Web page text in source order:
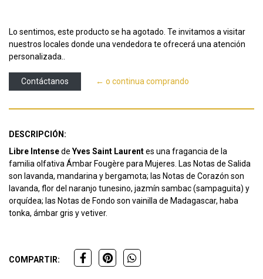
Lo sentimos, este producto se ha agotado. Te invitamos a visitar
nuestros locales donde una vendedora te ofrecerá una atención
personalizada..
Contáctanos ← o continua comprando
DESCRIPCIÓN:
Libre Intensede Yves Saint Laurentes una fragancia de la
familia olfativa Ámbar Fougère para Mujeres. Las Notas de Salida
son lavanda, mandarina y bergamota; las Notas de Corazón son
lavanda, flor del naranjo tunesino, jazmín sambac (sampaguita) y
orquídea; las Notas de Fondo son vainilla de Madagascar, haba
tonka, ámbar gris y vetiver.
COMPARTIR: